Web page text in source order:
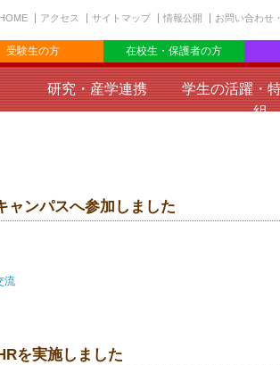
HOME アクセス サイトマップ 情報公開 お問い合わせ
受験生の方 在校生・保護者の方
研究・産学連携
学生の活躍・
組
ャンパスへ参加しました
流
を実施しました